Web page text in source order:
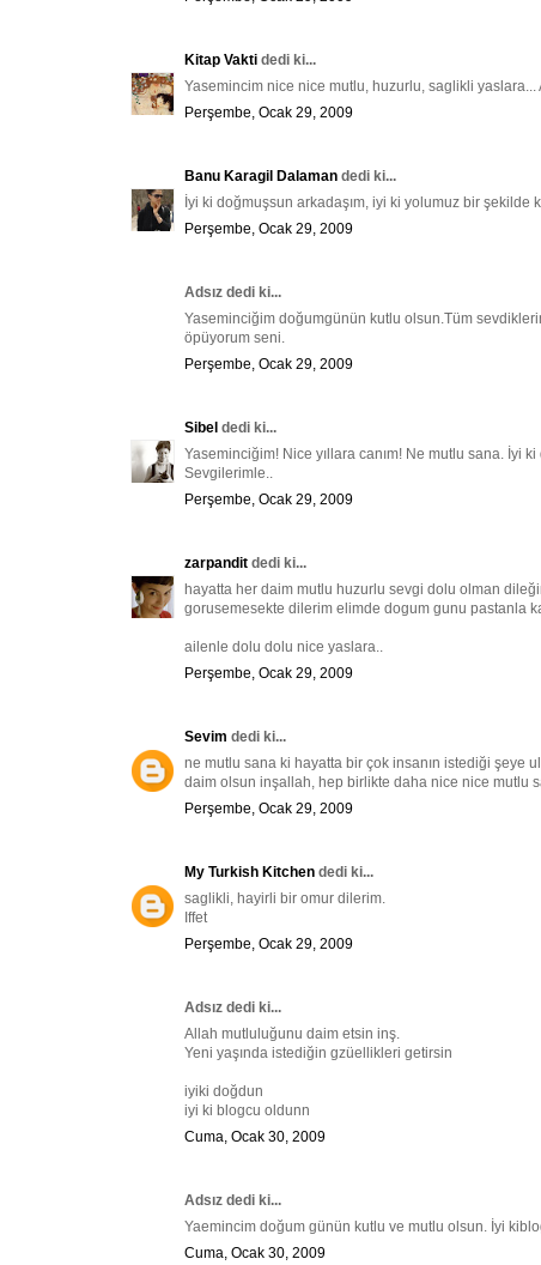
Kitap Vakti dedi ki...
Yasemincim nice nice mutlu, huzurlu, saglikli
Perşembe, Ocak 29, 2009
Banu Karagil Dalaman dedi ki...
İyi ki doğmuşsun arkadaşım, iyi ki yolumuz bir şekilde
Perşembe, Ocak 29, 2009
Adsız dedi ki...
Yaseminciğim doğumgünün kutlu olsun.Tüm
öpüyorum seni.
Perşembe, Ocak 29, 2009
Sibel dedi ki...
Yaseminciğim! Nice yıllara canım! Ne mutlu sana. İyi
Sevgilerimle..
Perşembe, Ocak 29, 2009
zarpandit dedi ki...
hayatta her daim mutlu huzurlu sevgi dolu olman
gorusemesekte dilerim elimde dogum gunu pastanla
ailenle dolu dolu nice yaslara..
Perşembe, Ocak 29, 2009
Sevim dedi ki...
ne mutlu sana ki hayatta bir çok insanın istediği şeye
daim olsun inşallah, hep birlikte daha nice nice mutlu
Perşembe, Ocak 29, 2009
My Turkish Kitchen dedi ki...
saglikli, hayirli bir omur dilerim.
Iffet
Perşembe, Ocak 29, 2009
Adsız dedi ki...
Allah mutluluğunu daim etsin inş.
Yeni yaşında istediğin gzüellikleri getirsin
iyiki doğdun
iyi ki blogcu oldunn
Cuma, Ocak 30, 2009
Adsız dedi ki...
Yaemincim doğum günün kutlu ve mutlu olsun. İyi
Cuma, Ocak 30, 2009